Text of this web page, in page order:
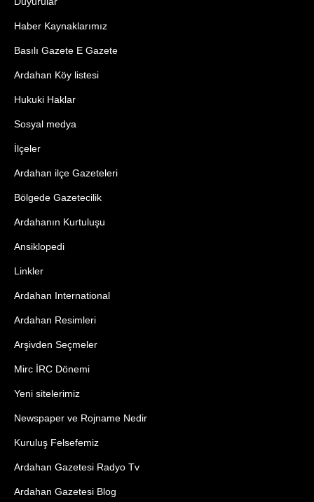
Haber Kaynaklarımız
Basılı Gazete E Gazete
Ardahan Köy listesi
Hukuki Haklar
Sosyal medya
İlçeler
Ardahan ilçe Gazeteleri
Bölgede Gazetecilik
Ardahanın Kurtuluşu
Ansiklopedi
Linkler
Ardahan International
Ardahan Resimleri
Arşivden Seçmeler
Mirc İRC Dönemi
Yeni sitelerimiz
Newspaper ve Rojname Nedir
Kuruluş Felsefemiz
Ardahan Gazetesi Radyo Tv
Ardahan Gazetesi Blog